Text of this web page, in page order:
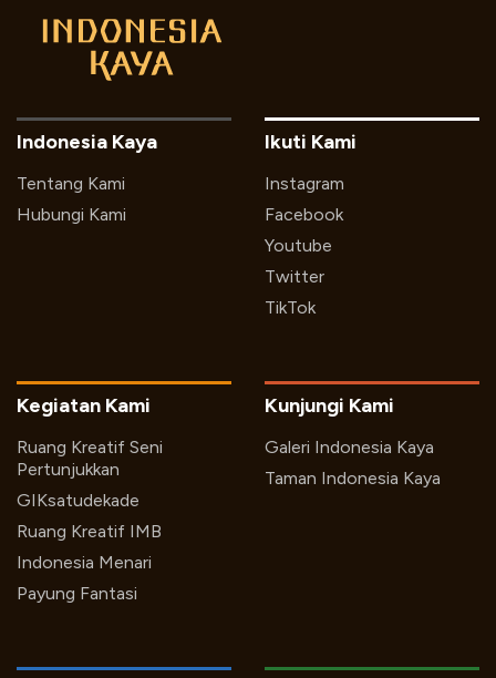
Indonesia Kaya
Tentang Kami
Hubungi Kami
Ikuti Kami
Instagram
Facebook
Youtube
Twitter
TikTok
Kegiatan Kami
Ruang Kreatif Seni
Pertunjukkan
GIKsatudekade
Ruang Kreatif IMB
Indonesia Menari
Payung Fantasi
Kunjungi Kami
Galeri Indonesia Kaya
Taman Indonesia Kaya